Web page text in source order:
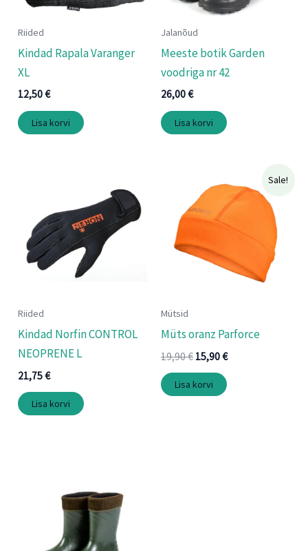
Riided
Kindad Rapala Varanger
XL
12,50€
Lisa korvi
Jalanõud
Meeste botik Garden
voodriga nr 42
26,00€
Lisa korvi
Riided
Kindad Norfin CONTROL
NEOPRENE L
21,75€
Lisa korvi
Sale!
Mütsid
Müts oranz Parforce
19,90€
hind
oli:
19,90 €.
15,90€
Praegune
hind
on:
Lisa korvi